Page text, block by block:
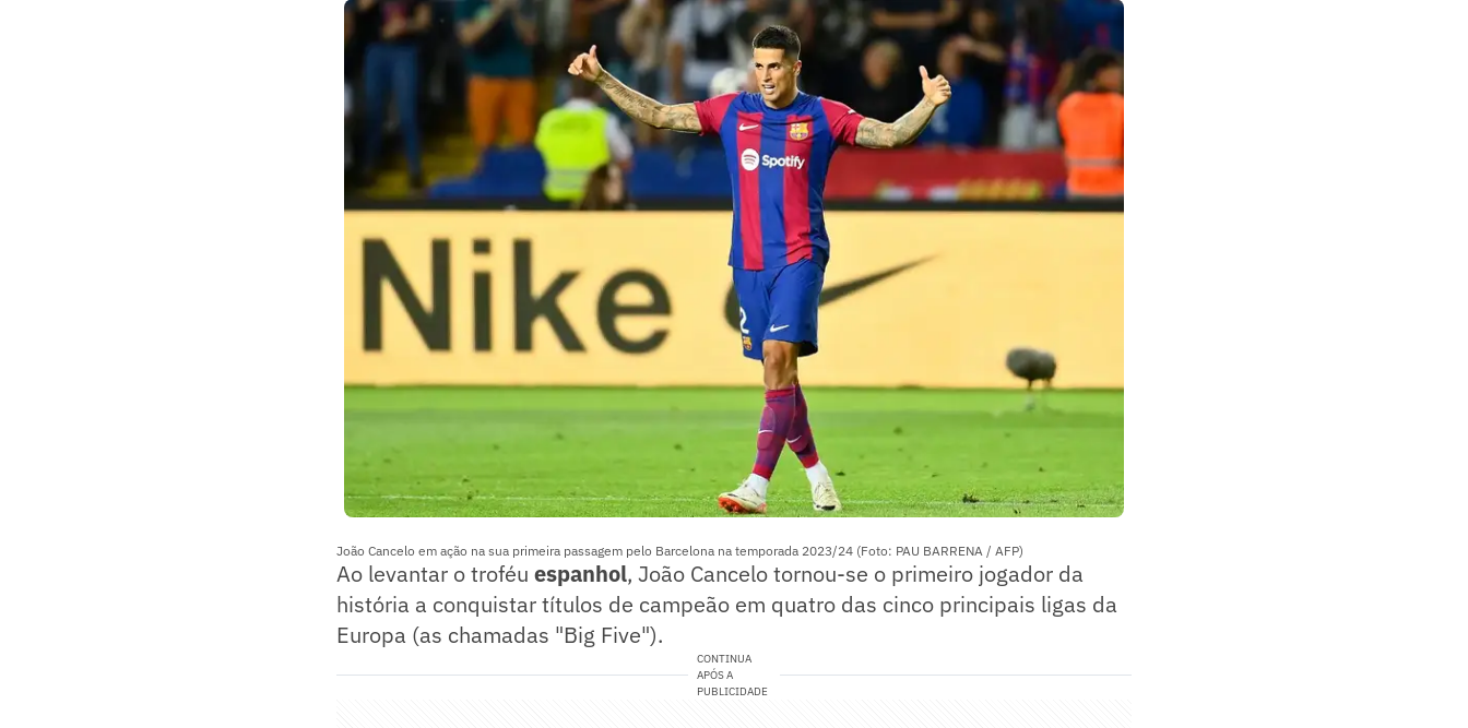
João Cancelo em ação na sua primeira passagem pelo Barcelona na temporada 2023/24 (Foto: PAU BARRENA / AFP)
Ao levantar o troféu espanhol, João Cancelo tornou-se o primeiro jogador da
história a conquistar títulos de campeão em quatro das cinco principais ligas da
Europa (as chamadas "Big Five").
CONTINUA
APÓS A
PUBLICIDADE